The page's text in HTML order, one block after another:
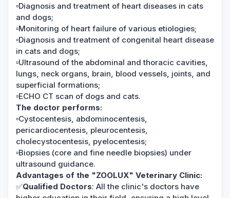
▫️Diagnosis and treatment of heart diseases in cats
and dogs;
▫️Monitoring of heart failure of various etiologies;
▫️Diagnosis and treatment of congenital heart disease
in cats and dogs;
▫️Ultrasound of the abdominal and thoracic cavities,
lungs, neck organs, brain, blood vessels, joints, and
superficial formations;
▫️ECHO CT scan of dogs and cats.
The doctor performs:
▫️Cystocentesis, abdominocentesis,
pericardiocentesis, pleurocentesis,
cholecystocentesis, pyelocentesis;
▫️Biopsies (core and fine needle biopsies) under
ultrasound guidance.
Advantages of the "ZOOLUX" Veterinary Clinic:
✅Qualified Doctors: All the clinic's doctors have